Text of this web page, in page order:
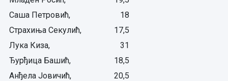
Саша Петровић,
18
Страхиња Секулић,
17,5
Лука Киза,
31
Ђурђица Башић,
18,5
Анђела Јовичић,
20,5